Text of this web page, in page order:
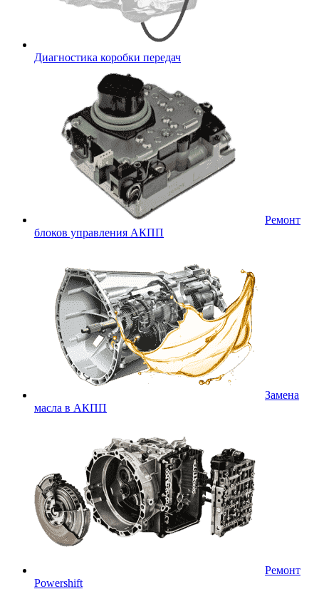
Диагностика коробки передач
Ремонт
блоков управления АКПП
Замена
масла в АКПП
Ремонт
Powershift